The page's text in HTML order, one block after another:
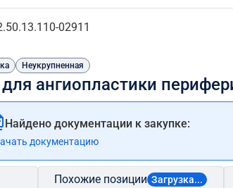
02911
Неукрупненная
ангиопластики
Найдено документации к закупке:
документацию
Похожие позиции Загрузка...